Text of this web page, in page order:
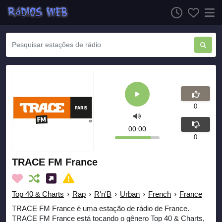
TRACE FM France
Top 40 & Charts › Rap › R'n'B › Urban › French › France
TRACE FM France é uma estação de rádio de France.
TRACE FM France está tocando o gênero Top 40 & Charts,
00:00
0
0